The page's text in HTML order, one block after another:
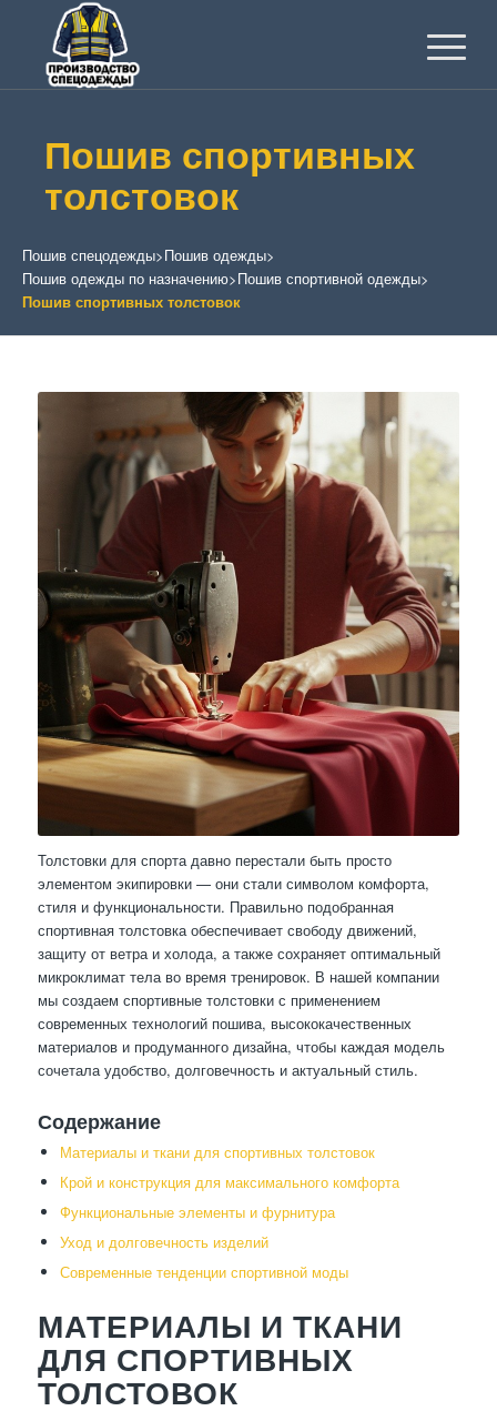
Пошив спортивных
толстовок
Пошив спецодежды>Пошив одежды>
Пошив одежды по назначению>Пошив спортивной одежды>
Пошив спортивных толстовок
Толстовки для спорта давно перестали быть просто
элементом экипировки — они стали символом комфорта,
стиля и функциональности. Правильно подобранная
спортивная толстовка обеспечивает свободу движений,
защиту от ветра и холода, а также сохраняет оптимальный
микроклимат тела во время тренировок. В нашей компании
мы создаем спортивные толстовки с применением
современных технологий пошива, высококачественных
материалов и продуманного дизайна, чтобы каждая модель
сочетала удобство, долговечность и актуальный стиль.
Содержание
Материалы и ткани для спортивных толстовок
Крой и конструкция для максимального комфорта
Функциональные элементы и фурнитура
Уход и долговечность изделий
Современные тенденции спортивной моды
МАТЕРИАЛЫ И ТКАНИ
ДЛЯ СПОРТИВНЫХ
ТОЛСТОВОК